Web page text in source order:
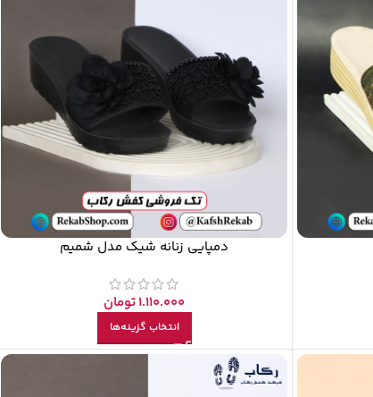
دمپایی زنانه شیک مدل شمیم
1.110.000تومان
انتخاب گزینه‌ها